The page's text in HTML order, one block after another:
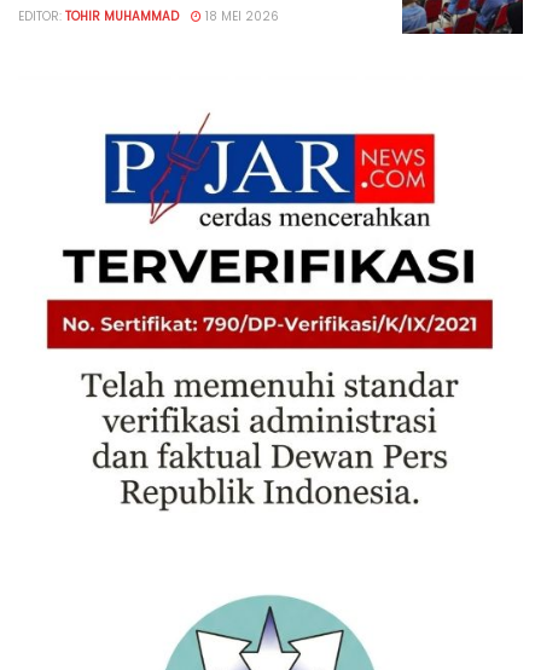
EDITOR: TOHIR MUHAMMAD 18 MEI 2026